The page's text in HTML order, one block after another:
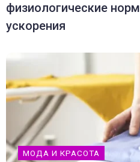
физиологические
ускорения
МОДА И КРАСОТА